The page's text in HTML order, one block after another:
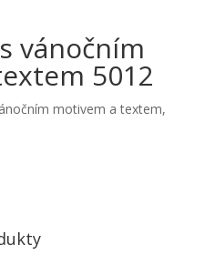
vánočním
5012
motivem a textem,